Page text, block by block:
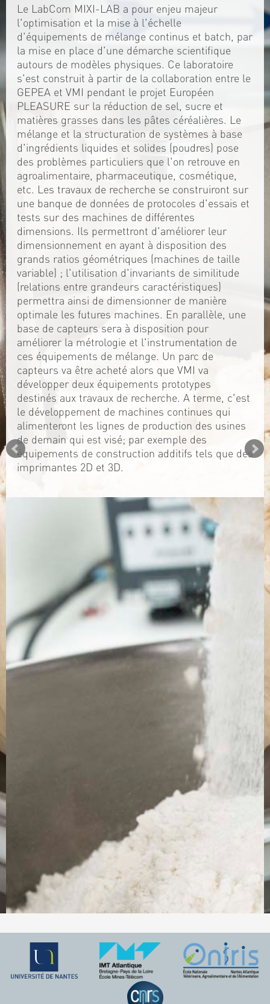
SITE WEB
TÉLÉCHARGEZ LA PLAQUETTE
Contact
Jérémy PRUVOST
Le LabCom MIXI-LAB a pour enjeu majeur
l'optimisation et la mise à l'échelle
d'équipements de mélange continus et batch, par
la mise en place d'une démarche scientifique
autours de modèles physiques. Ce laboratoire
s'est construit à partir de la collaboration entre le
GEPEA et VMI pendant le projet Européen
PLEASURE sur la réduction de sel, sucre et
matières grasses dans les pâtes céréalières. Le
mélange et la structuration de systèmes à base
d'ingrédients liquides et solides (poudres) pose
des problèmes particuliers que l'on retrouve en
agroalimentaire, pharmaceutique, cosmétique,
etc. Les travaux de recherche se construiront sur
une banque de données de protocoles d'essais et
tests sur des machines de différentes
dimensions. Ils permettront d'améliorer leur
dimensionnement en ayant à disposition des
grands ratios géométriques (machines de taille
variable) ; l'utilisation d'invariants de similitude
(relations entre grandeurs caractéristiques)
permettra ainsi de dimensionner de manière
optimale les futures machines. En parallèle, une
base de capteurs sera à disposition pour
améliorer la métrologie et l'instrumentation de
ces équipements de mélange. Un parc de
capteurs va être acheté alors que VMI va
développer deux équipements prototypes
destinés aux travaux de recherche. A terme, c'est
le développement de machines continues qui
alimenteront les lignes de production des usines
de demain qui est visé; par exemple des
équipements de construction additifs tels que des
imprimantes 2D et 3D.